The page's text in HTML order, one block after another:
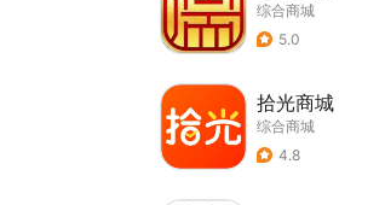
综合商城
5.0
拾光商城
综合商城
4.8